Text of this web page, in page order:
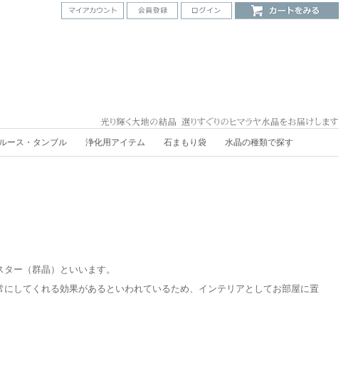
ルース・タンブル 浄化用アイテム 石まもり袋 水晶の種類で探す
ー（群晶）といいます。
してくれる効果があるといわれているため、インテリアとしてお部屋に置